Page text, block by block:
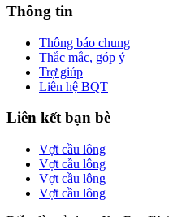
Thông tin
Thông báo chung
Thắc mắc, góp ý
Trợ giúp
Liên hệ BQT
Liên kết bạn bè
Vợt cầu lông
Vợt cầu lông
Vợt cầu lông
Vợt cầu lông